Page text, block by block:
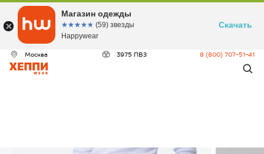
Москва 3975 ПВЗ 8 (800) 707-51-41
Магазин одежды
☆☆☆☆☆
★★★★★ (59) звезды
Happywear
Скачать